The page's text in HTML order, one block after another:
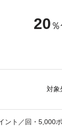
20
対象
ント／回・5,000